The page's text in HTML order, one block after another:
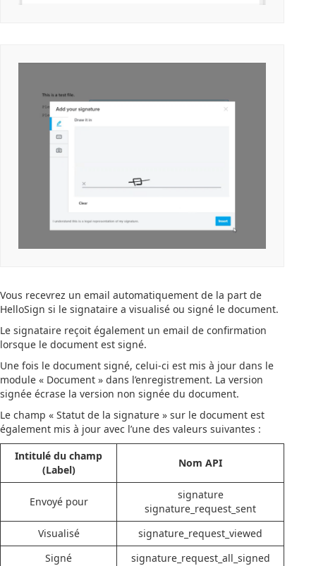
Vous recevrez un email automatiquement de la part de
HelloSign si le signataire a visualisé ou signé le document.
Le signataire reçoit également un email de confirmation
lorsque le document est signé.
Une fois le document signé, celui-ci est mis à jour dans le
module « Document » dans l’enregistrement. La version
signée écrase la version non signée du document.
Le champ « Statut de la signature » sur le document est
également mis à jour avec l’une des valeurs suivantes :
Intitulé du champ
(Label)
Nom API
Envoyé pour
signature
signature_request_sent
Visualisé
signature_request_viewed
Signé
signature_request_all_signed